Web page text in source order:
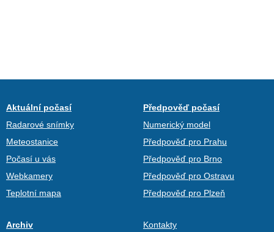
Aktuální počasí
Radarové snímky
Meteostanice
Počasí u vás
Webkamery
Teplotní mapa
Předpověď počasí
Numerický model
Předpověď pro Prahu
Předpověď pro Brno
Předpověď pro Ostravu
Předpověď pro Plzeň
Archiv Kontakty